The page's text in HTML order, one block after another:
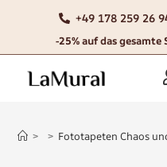
+49 178 259 26
-25% auf das
> > Fototapeten Chaos